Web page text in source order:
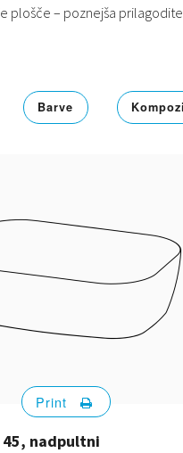
plošče – poznejša
Barve
45, nadpultni
Print